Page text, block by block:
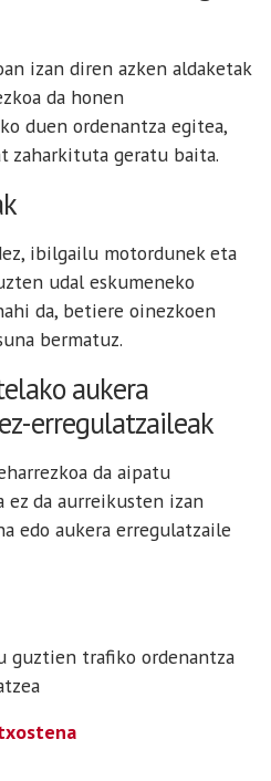
izan diren azken aldaketak
da honen
duen ordenantza egitea,
zaharkituta geratu baita.
ibilgailu motordunek eta
udal eskumeneko
da, betiere oinezkoen
bermatuz.
aukera
erregulatzaileak
da aipatu
ez da aurreikusten izan
edo aukera erregulatzaile
guztien trafiko ordenantza